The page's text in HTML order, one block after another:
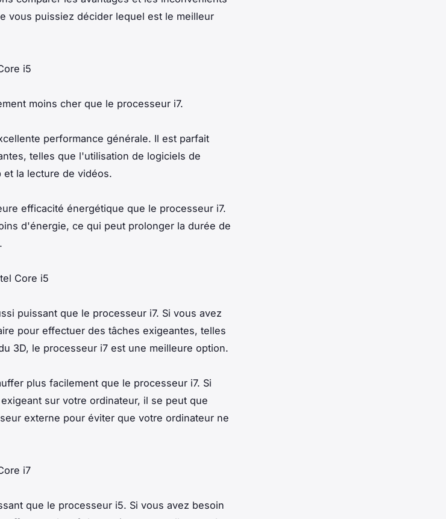
vous puissiez décider lequel est le meilleur
i5
moins cher que le processeur i7.
performance générale. Il est parfait
telles que l'utilisation de logiciels de
et la lecture de vidéos.
efficacité énergétique que le processeur i7.
d'énergie, ce qui peut prolonger la durée de
Core i5
puissant que le processeur i7. Si vous avez
pour effectuer des tâches exigeantes, telles
3D, le processeur i7 est une meilleure option.
plus facilement que le processeur i7. Si
sur votre ordinateur, il se peut que
externe pour éviter que votre ordinateur ne
i7
que le processeur i5. Si vous avez besoin